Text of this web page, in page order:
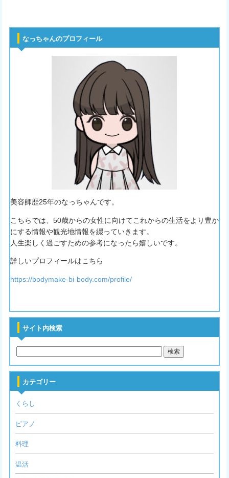
なっちゃんのプロフィール
美容師歴25年のなっちゃんです。
こちらでは、50歳からの女性に向けてこれからの生活をより豊か
にする情報や観光地情報を綴っていきます。
人生楽しく過ごすための参考になったら嬉しいです。
詳しいプロフィールはこちら
https://bodymake-bi-body.com/profile/
サイト内検索
カテゴリー
くらし
ピアノ
料理
温活